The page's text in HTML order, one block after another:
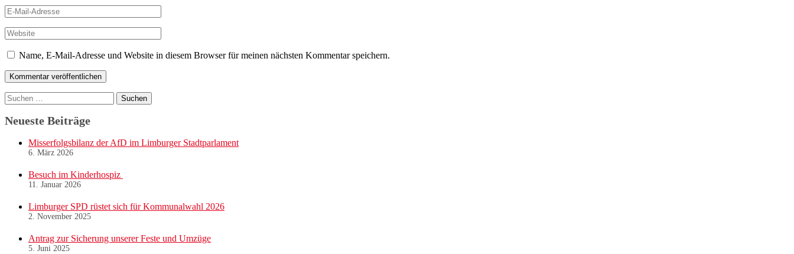
E-
Mail-
Adresse
Website
Name, E-Mail-Adresse und Website in diesem Browser für meinen nächsten Kommentar speichern.
Suchen
nach:
Neueste Beiträge
Misserfolgsbilanz der AfD im Limburger Stadtparlament
6. März 2026
Besuch im Kinderhospiz
11. Januar 2026
Limburger SPD rüstet sich für Kommunalwahl 2026
2. November 2025
Antrag zur Sicherung unserer Feste und Umzüge
5. Juni 2025